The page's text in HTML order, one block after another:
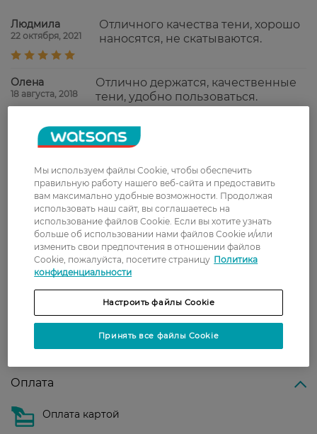
Людмила
22 октября, 2021
Отличного качества тени, хорошо
наносятся, не скатываются.
Олена
18 августа, 2018
Отлично держатся, качественные
тени, удобно пользоваться.
Новая почта
В отделение Новой почты - 99 грн, бесплатно
от 699 грн
Укрпочта
Стоимость доставки – 79 грн, бесплатная
доставка от – 599 грн
Забрать сегодня в магазине Watsons
Стоимость доставки – 0 грн
Оплата
Оплата картой
Мы используем файлы Cookie, чтобы обеспечить
правильную работу нашего веб-сайта и предоставить
вам максимально удобные возможности. Продолжая
использовать наш сайт, вы соглашаетесь на
использование файлов Cookie. Если вы хотите узнать
больше об использовании нами файлов Cookie и/или
изменить свои предпочтения в отношении файлов
Cookie, пожалуйста, посетите страницу Политика
конфиденциальности
Настроить файлы Cookie
Принять все файлы Cookie